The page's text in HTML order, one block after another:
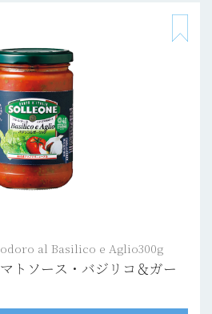
al Basilico e Aglio300g
トソース・バジリコ＆ガー